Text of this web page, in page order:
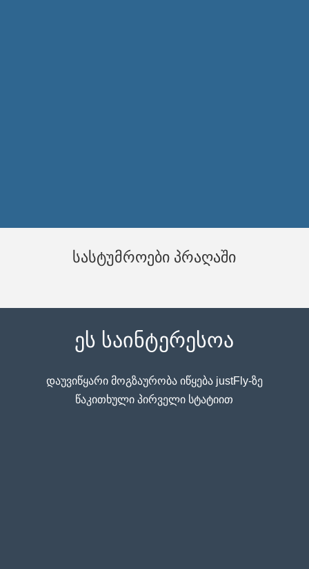
სასტუმროები პრაღაში
ეს საინტერესოა
დაუვიწყარი მოგზაურობა იწყება justFly-ზე
წაკითხული პირველი სტატიით